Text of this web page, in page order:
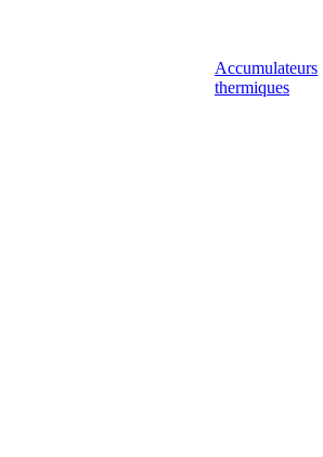
Accumulateurs
thermiques